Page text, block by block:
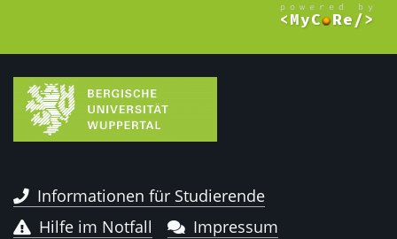
Informationen für Studierende
Hilfe im Notfall
Impressum